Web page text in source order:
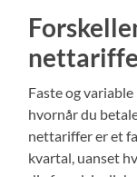
Faste og
hvornår du
nettariffer er et
kvartal, uanset